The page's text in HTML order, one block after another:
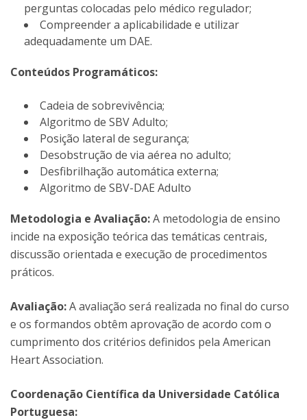
perguntas colocadas pelo médico regulador;
Compreender a aplicabilidade e utilizar
adequadamente um DAE.
Conteúdos Programáticos:
Cadeia de sobrevivência;
Algoritmo de SBV Adulto;
Posição lateral de segurança;
Desobstrução de via aérea no adulto;
Desfibrilhação automática externa;
Algoritmo de SBV-DAE Adulto
Metodologia e Avaliação:A metodologia de ensino
incide na exposição teórica das temáticas centrais,
discussão orientada e execução de procedimentos
práticos.
Avaliação:A avaliação será realizada no final do curso
e os formandos obtêm aprovação de acordo com o
cumprimento dos critérios definidos pela American
Heart Association.
Coordenação Científica da Universidade Católica
Portuguesa: